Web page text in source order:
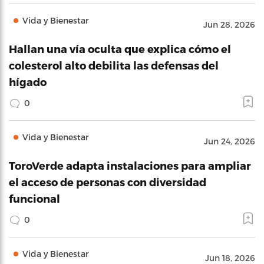
Vida y Bienestar Jun 28, 2026
Hallan una vía oculta que explica cómo el
colesterol alto debilita las defensas del
hígado
0
Vida y Bienestar Jun 24, 2026
ToroVerde adapta instalaciones para ampliar
el acceso de personas con diversidad
funcional
0
Vida y Bienestar Jun 18, 2026